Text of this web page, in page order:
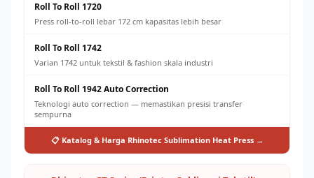
Roll To Roll 1720
Press roll-to-roll lebar 172 cm kapasitas lebih besar
Roll To Roll 1742
Varian 1742 untuk tekstil & fashion skala industri
Roll To Roll 1942 Auto Correction
Teknologi auto correction — memastikan presisi transfer
sempurna
📋 Katalog & Harga Rhinotec Sublimation Heat Press →